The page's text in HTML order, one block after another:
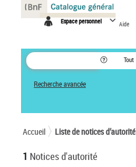
Espace personnel Aide
Tout
Recherche avancée
Accueil Liste de notices d’autorité
1 Notices d'autorité
Panneau de gestion des cookies